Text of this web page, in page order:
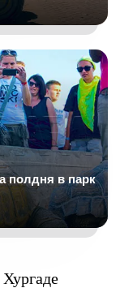
полдня в парк